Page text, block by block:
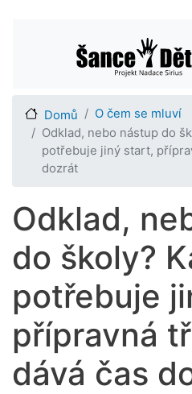
Main navigation
Domů
O čem se mluví
Odklad, nebo nástup do
potřebuje jiný start,
dozrát
Odklad,
do školy?
potřebuje
přípravná
dává čas